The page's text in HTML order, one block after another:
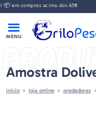
em compras acima dos 65€
Amostra
início loja online predadores